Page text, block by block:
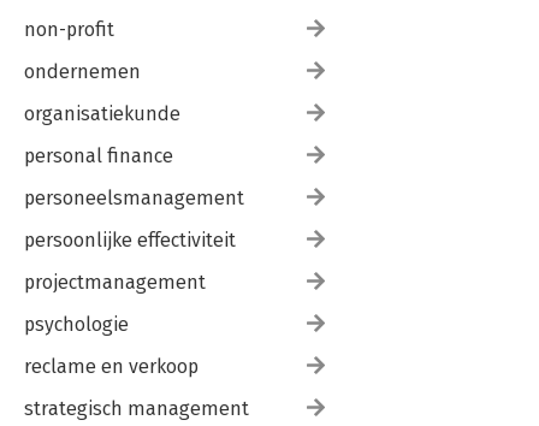
non-profit
ondernemen
organisatiekunde
personal finance
personeelsmanagement
persoonlijke effectiviteit
projectmanagement
psychologie
reclame en verkoop
strategisch management